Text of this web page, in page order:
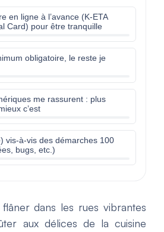
en ligne à l’avance (K-ETA
Card) pour être tranquille
obligatoire, le reste je
me rassurent : plus
c’est
vis-à-vis des démarches 100
bugs, etc.)
dans les rues vibrantes
aux délices de la cuisine